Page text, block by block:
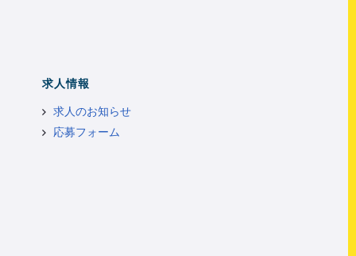
求人情報
求人のお知らせ
応募フォーム